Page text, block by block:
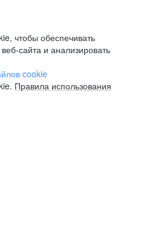
чтобы обеспечивать
сайта и анализировать
cookie
Правила использования